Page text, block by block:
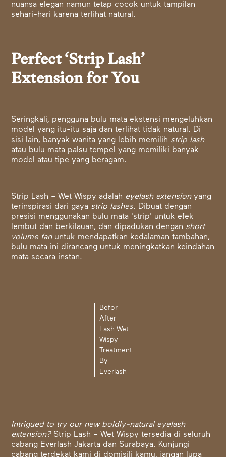
nuansa elegan namun tetap cocok untuk tampilan
sehari-hari karena terlihat natural.
Perfect ‘Strip Lash’
Extension for You
Seringkali, pengguna bulu mata ekstensi mengeluhkan
model yang itu-itu saja dan terlihat tidak natural. Di
sisi lain, banyak wanita yang lebih memilih strip lash
atau bulu mata palsu tempel yang memiliki banyak
model atau tipe yang beragam.
Strip Lash – Wet Wispy adalah eyelash extensionyang
terinspirasi dari gaya strip lashes. Dibuat dengan
presisi menggunakan bulu mata 'strip' untuk efek
lembut dan berkilauan, dan dipadukan dengan short
volume fanuntuk mendapatkan kedalaman tambahan,
bulu mata ini dirancang untuk meningkatkan keindahan
mata secara instan.
Befor
After
Lash Wet
Wispy
Treatment
By
Everlash
Intrigued to try our new boldly-natural eyelash
extension?Strip Lash – Wet Wispy tersedia di seluruh
cabang Everlash Jakarta dan Surabaya. Kunjungi
cabang terdekat kami di domisili kamu, jangan lupa